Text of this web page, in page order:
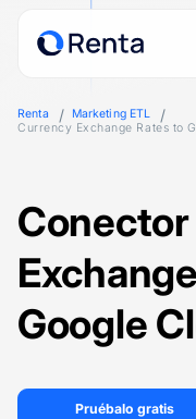
Renta
Marketing ETL
Currency Exchange Rates to
Google
Pruébalo gratis